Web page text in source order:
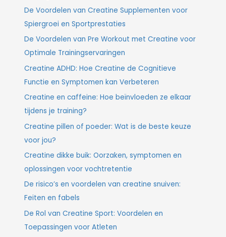
De Voordelen van Creatine Supplementen voor
Spiergroei en Sportprestaties
De Voordelen van Pre Workout met Creatine voor
Optimale Trainingservaringen
Creatine ADHD: Hoe Creatine de Cognitieve
Functie en Symptomen kan Verbeteren
Creatine en caffeine: Hoe beïnvloeden ze elkaar
tijdens je training?
Creatine pillen of poeder: Wat is de beste keuze
voor jou?
Creatine dikke buik: Oorzaken, symptomen en
oplossingen voor vochtretentie
De risico’s en voordelen van creatine snuiven:
Feiten en fabels
De Rol van Creatine Sport: Voordelen en
Toepassingen voor Atleten